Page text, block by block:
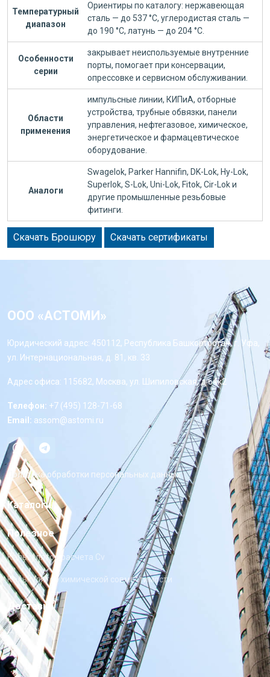
Температурный
диапазон
Ориентиры по каталогу: нержавеющая
сталь — до 537 °C, углеродистая сталь —
до 190 °C, латунь — до 204 °C.
Особенности
серии
закрывает неиспользуемые внутренние
порты, помогает при консервации,
опрессовке и сервисном обслуживании.
Области
применения
импульсные линии, КИПиА, отборные
устройства, трубные обвязки, панели
управления, нефтегазовое, химическое,
энергетическое и фармацевтическое
оборудование.
Аналоги
Swagelok, Parker Hannifin, DK-Lok, Hy-Lok,
Superlok, S-Lok, Uni-Lok, Fitok, Cir-Lok и
другие промышленные резьбовые
фитинги.
Скачать Брошюру Скачать сертификаты
ООО «АСТОМИ»
Юридический адрес: 450112, Республика Башкортостан, г. Уфа,
ул. Интернациональная, д. 81, кв. 33
Адрес офиса: 115682, Москва, ул. Шипиловская, д 64к2
Телефон: +7 (495) 128-71-68
Email: assom@astomi.ru
Политика обработки персональных данных
Каталоги
Полезное
Калькулятор расчета Cv
Калькулятор химической совместимости
Доставка
Доставка